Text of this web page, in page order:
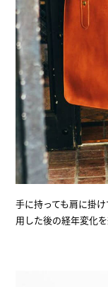
手に持っても肩に掛
用した後の経年変化